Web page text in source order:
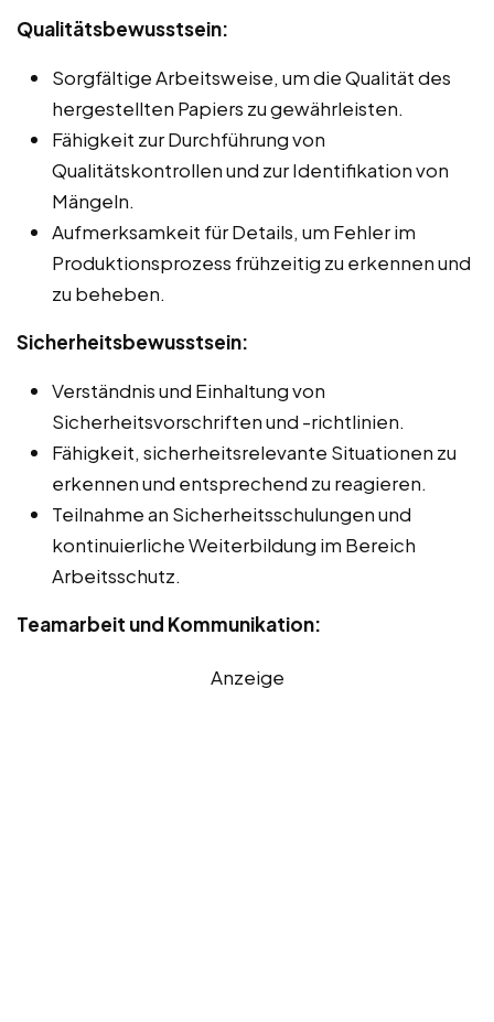
Qualitätsbewusstsein:
Sorgfältige Arbeitsweise, um die Qualität des
hergestellten Papiers zu gewährleisten.
Fähigkeit zur Durchführung von
Qualitätskontrollen und zur Identifikation von
Mängeln.
Aufmerksamkeit für Details, um Fehler im
Produktionsprozess frühzeitig zu erkennen und
zu beheben.
Sicherheitsbewusstsein:
Verständnis und Einhaltung von
Sicherheitsvorschriften und -richtlinien.
Fähigkeit, sicherheitsrelevante Situationen zu
erkennen und entsprechend zu reagieren.
Teilnahme an Sicherheitsschulungen und
kontinuierliche Weiterbildung im Bereich
Arbeitsschutz.
Teamarbeit und Kommunikation:
Anzeige